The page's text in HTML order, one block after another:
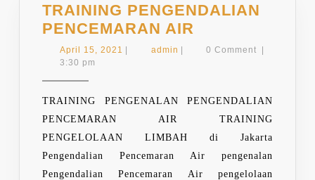
TRAINING PENGENDALIAN
PENCEMARAN AIR
April 15, 2021 April
| admin admin
| 0 Comment
|
3:30 pm
TRAINING PENGENALAN PENGENDALIAN
PENCEMARAN AIR TRAINING
PENGELOLAAN LIMBAH di Jakarta
Pengendalian Pencemaran Air pengenalan
Pengendalian Pencemaran Air pengelolaan